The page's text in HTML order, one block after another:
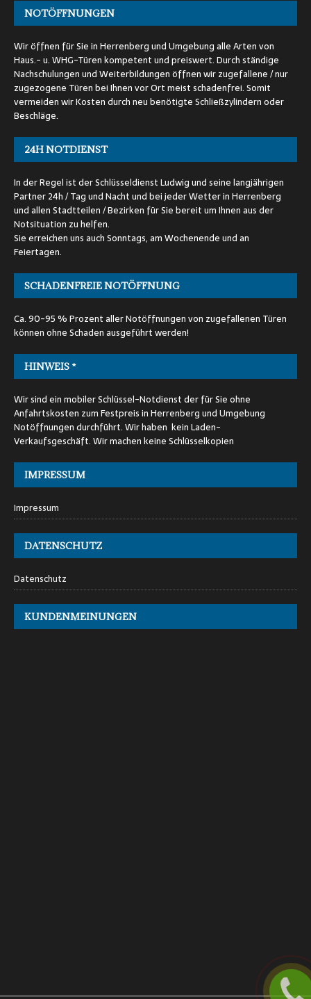
NOTÖFFNUNGEN
Wir öffnen für Sie in Herrenberg und Umgebung alle Arten von
Haus.- u. WHG-Türen kompetent und preiswert. Durch ständige
Nachschulungen und Weiterbildungen öffnen wir zugefallene / nur
zugezogene Türen bei Ihnen vor Ort meist schadenfrei. Somit
vermeiden wir Kosten durch neu benötigte Schließzylindern oder
Beschläge.
24H NOTDIENST
In der Regel ist der Schlüsseldienst Ludwig und seine langjährigen
Partner 24h / Tag und Nacht und bei jeder Wetter in Herrenberg
und allen Stadtteilen / Bezirken für Sie bereit um Ihnen aus der
Notsituation zu helfen.
Sie erreichen uns auch Sonntags, am Wochenende und an
Feiertagen.
SCHADENFREIE NOTÖFFNUNG
Ca. 90-95 % Prozent aller Notöffnungen von zugefallenen Türen
können ohne Schaden ausgeführt werden!
HINWEIS *
Wir sind ein mobiler Schlüssel-Notdienst der für Sie ohne
Anfahrtskosten zum Festpreis in Herrenberg und Umgebung
Notöffnungen durchführt. Wir haben kein Laden-
Verkaufsgeschäft. Wir machen keine Schlüsselkopien
IMPRESSUM
Impressum
DATENSCHUTZ
Datenschutz
KUNDENMEINUNGEN